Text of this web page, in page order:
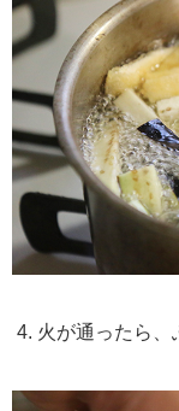
4. 火が通ったら、